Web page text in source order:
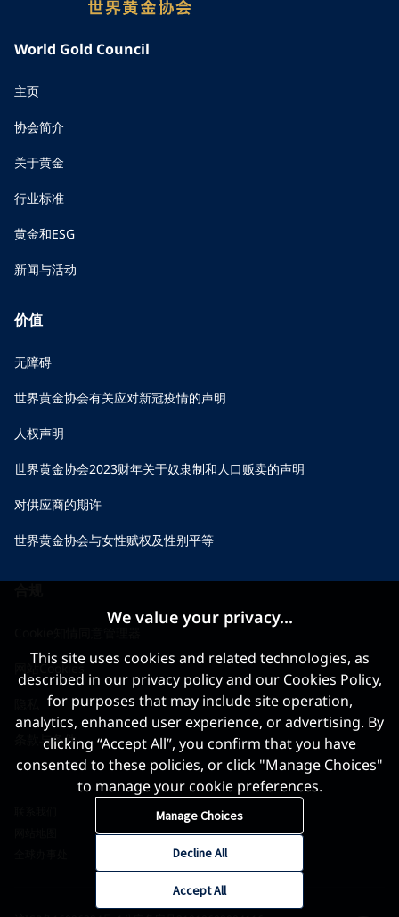
World Gold Council
主页
协会简介
关于黄金
行业标准
黄金和ESG
新闻与活动
价值
无障碍
世界黄金协会有关应对新冠疫情的声明
人权声明
世界黄金协会2023财年关于奴隶制和人口贩卖的声明
对供应商的期许
世界黄金协会与女性赋权及性别平等
网站Cookies
条款与条件
We value your privacy...
This site uses cookies and related technologies, as
described in our privacy policyand our Cookies Policy,
for purposes that may include site operation,
analytics, enhanced user experience, or advertising. By
clicking “Accept All”, you confirm that you have
consented to these policies, or click "Manage Choices"
to manage your cookie preferences.
Manage Choices
Accept All
Decline All